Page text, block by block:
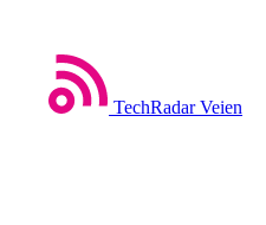
TechRadar Veien